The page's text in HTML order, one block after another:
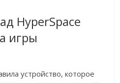
HyperSpace
игры
устройство, которое